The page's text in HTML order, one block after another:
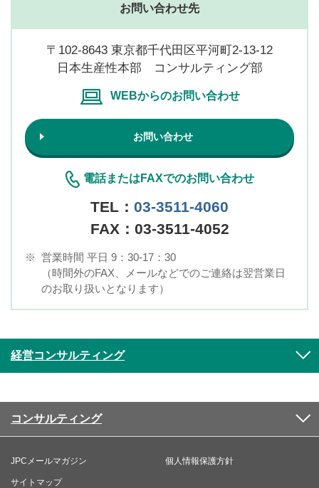
お問い合わせ先
〒102-8643 東京都千代田区平河町2-13-12
日本生産性本部 コンサルティング部
WEBからのお問い合わせ
お問い合わせ
電話またはFAXでのお問い合わせ
TEL： 03-3511-4060
FAX：03-3511-4052
※ 営業時間 平日 9：30-17：30
（時間外のFAX、メールなどでのご連絡は翌営業日
のお取り扱いとなります）
経営コンサルティング
コンサルティング
JPCメールマガジン 個人情報保護方針
サイトマップ